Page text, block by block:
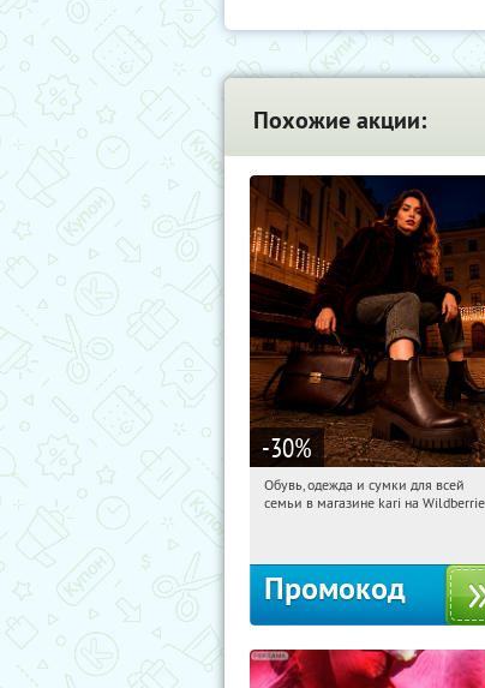
Похожие акции:
-30%
16:16:05 Получили:
Обувь, одежда и сумки для всей
семьи в магазине kari на
Промокод